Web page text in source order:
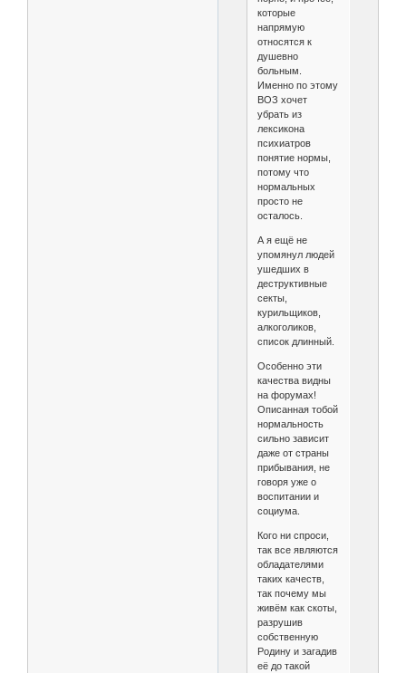
которые
напрямую
относятся к
душевно
больным.
Именно по этому
ВОЗ хочет
убрать из
лексикона
психиатров
понятие нормы,
потому что
нормальных
просто не
осталось.
А я ещё не
упомянул людей
ушедших в
деструктивные
секты,
курильщиков,
алкоголиков,
список длинный.
Особенно эти
качества видны
на форумах!
Описанная тобой
нормальность
сильно зависит
даже от страны
прибывания, не
говоря уже о
воспитании и
социума.
Кого ни спроси,
так все являются
обладателями
таких качеств,
так почему мы
живём как скоты,
разрушив
собственную
Родину и загадив
её до такой